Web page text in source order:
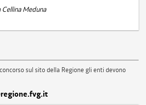
Meduna
sul sito della Regione gli enti devono